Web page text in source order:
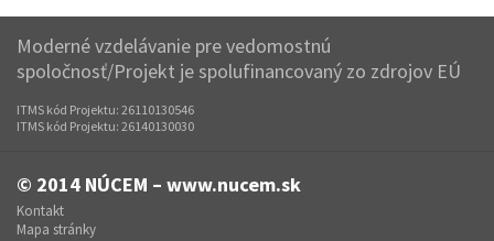
Moderné vzdelávanie pre vedomostnú
spoločnosť/Projekt je spolufinancovaný zo zdrojov EÚ
ITMS kód Projektu: 26110130546
ITMS kód Projektu: 26140130030
© 2014 NÚCEM – www.nucem.sk
Kontakt
Mapa stránky